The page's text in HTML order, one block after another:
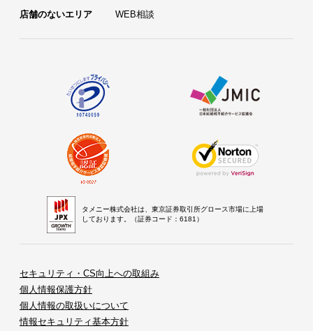
店舗のないエリア
WEB相談
タメニー株式会社は、東京証券取引所グロース市場に上場
しております。（証券コード：6181）
セキュリティ・CS向上への取組み
個人情報保護方針
個人情報の取扱いについて
情報セキュリティ基本方針